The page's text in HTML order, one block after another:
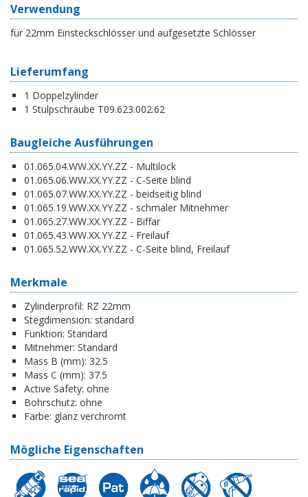
Verwendung
für 22mm Einsteckschlösser und aufgesetzte Schlösser
Lieferumfang
1 Doppelzylinder
1 Stulpschraube T09.623.002.62
Baugleiche Ausführungen
01.065.04.WW.XX.YY.ZZ - Multilock
01.065.06.WW.XX.YY.ZZ - C-Seite blind
01.065.07.WW.XX.YY.ZZ - beidseitig blind
01.065.19.WW.XX.YY.ZZ - schmaler Mitnehmer
01.065.27.WW.XX.YY.ZZ - Biffar
01.065.43.WW.XX.YY.ZZ - Freilauf
01.065.52.WW.XX.YY.ZZ - C-Seite blind, Freilauf
Merkmale
Zylinderprofil: RZ 22mm
Stegdimension: standard
Funktion: Standard
Mitnehmer: Standard
Mass B (mm): 32.5
Mass C (mm): 37.5
Active Safety: ohne
Bohrschutz: ohne
Farbe: glanz verchromt
Mögliche Eigenschaften